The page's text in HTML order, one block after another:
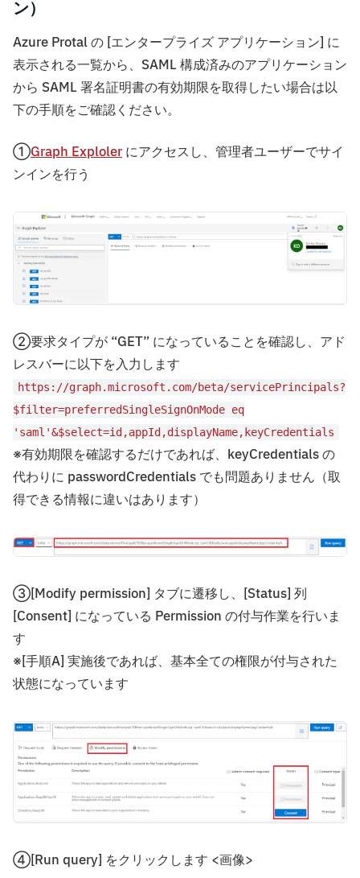
ン）
Azure Protal の [エンタープライズ アプリケーション] に
表示される一覧から、SAML 構成済みのアプリケーション
から SAML 署名証明書の有効期限を取得したい場合は以
下の手順をご確認ください。
①Graph Exploler にアクセスし、管理者ユーザーでサイ
ンインを行う
②要求タイプが “GET” になっていることを確認し、アド
レスバーに以下を入力します
https://graph.microsoft.com/beta/servicePrincipals?
$filter=preferredSingleSignOnMode eq
'saml'&$select=id,appId,displayName,keyCredentials
※有効期限を確認するだけであれば、keyCredentials の
代わりに passwordCredentials でも問題ありません（取
得できる情報に違いはあります）
③[Modify permission] タブに遷移し、[Status] 列
[Consent] になっている Permission の付与作業を行いま
す
※[手順A] 実施後であれば、基本全ての権限が付与された
状態になっています
④[Run query] をクリックします <画像>